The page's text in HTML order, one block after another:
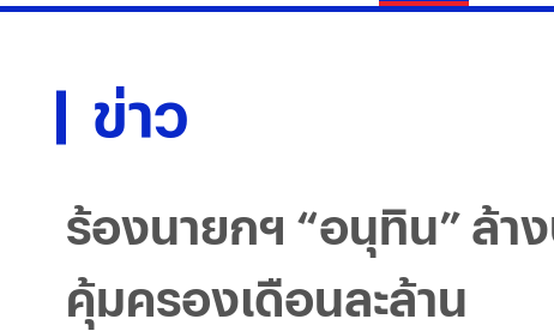
ข่าว
ร้องนายกฯ “อนุทิน” ล้า
คุ้มครองเดือนละล้าน